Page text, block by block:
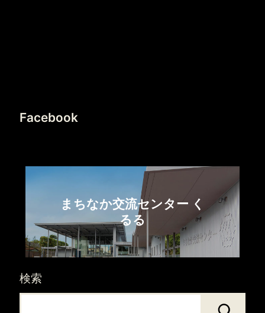
Facebook
まちなか交流センター く
るる
検索